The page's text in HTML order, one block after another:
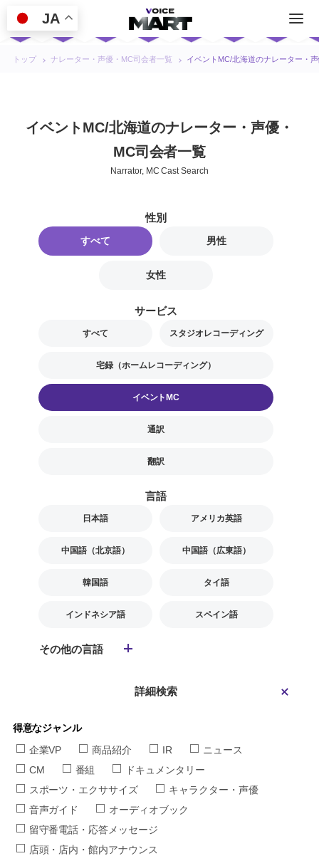
トップ ナレーター・声優・MC司会者一覧 イベントMC/北海道のナレーター・
イベントMC/北海道のナレーター・声優・
MC司会者一覧
Narrator, MC Cast Search
性別
すべて 男性
女性
サービス
すべて スタジオレコーディング
宅録（ホームレコーディング）
イベントMC
通訳
翻訳
言語
日本語 アメリカ英語
中国語（北京語） 中国語（広東語）
韓国語 タイ語
インドネシア語 スペイン語
その他の言語
詳細検索
得意なジャンル
企業VP
商品紹介 IR
ニュース
CM
番組
ドキュメンタリー
スポーツ・エクササイズ
キャラクター・声優
音声ガイド
オーディオブック
留守番電話・応答メッセージ
店頭・店内・館内アナウンス
JA